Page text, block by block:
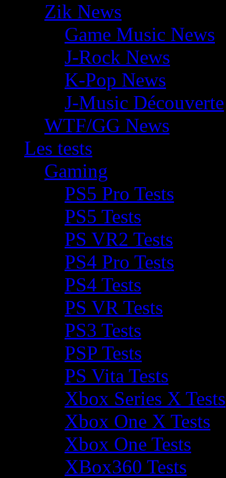
Zik News
Game Music News
J-Rock News
K-Pop News
J-Music Découverte
WTF/GG News
Les tests
Gaming
PS5 Pro Tests
PS5 Tests
PS VR2 Tests
PS4 Pro Tests
PS4 Tests
PS VR Tests
PS3 Tests
PSP Tests
PS Vita Tests
Xbox Series X Tests
Xbox One X Tests
Xbox One Tests
XBox360 Tests